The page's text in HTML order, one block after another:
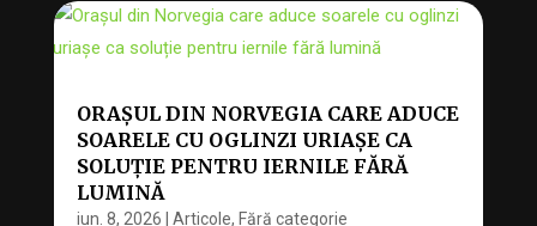
ORAȘUL DIN NORVEGIA CARE ADUCE
SOARELE CU OGLINZI URIAȘE CA
SOLUȚIE PENTRU IERNILE FĂRĂ
LUMINĂ
iun. 8, 2026 Articole, Fără categorie